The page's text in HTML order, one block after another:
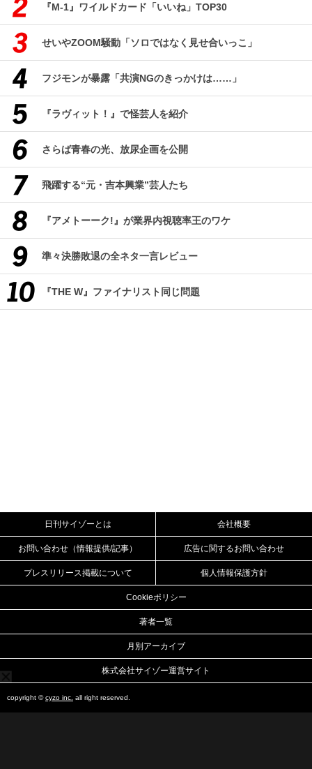
『M-1』ワイルドカード「いいね」TOP30
せいやZOOM騒動「ソロではなく見せ合いっこ」
フジモンが暴露「共演NGのきっかけは……」
『ラヴィット！』で怪芸人を紹介
さらば青春の光、放尿企画を公開
飛躍する“元・吉本興業”芸人たち
『アメトーーク!』が業界内視聴率王のワケ
準々決勝敗退の全ネタ一言レビュー
『THE W』ファイナリスト同じ問題
日刊サイゾーとは 会社概要
お問い合わせ（情報提供/記事） 広告に関するお問い合わせ
プレスリリース掲載について 個人情報保護方針
Cookieポリシー
著者一覧
月別アーカイブ
株式会社サイゾー運営サイト
copyright ©cyzo inc. all right reserved.